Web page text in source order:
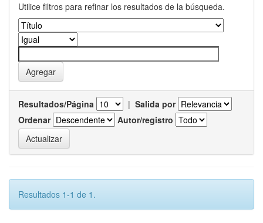
Utilice filtros para refinar los resultados de la búsqueda.
Resultados/Página | Salida por
Ordenar
Autor/registro
Resultados 1-1 de 1.